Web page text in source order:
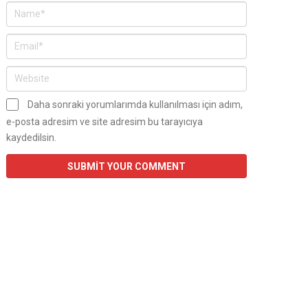
Daha sonraki yorumlarımda kullanılması için adım,
e-posta adresim ve site adresim bu tarayıcıya
kaydedilsin.